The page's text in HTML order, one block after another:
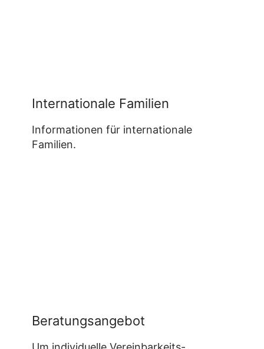
Internationale Familien
Informationen für internationale
Familien.
Beratungsangebot